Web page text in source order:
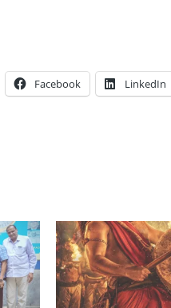
Facebook LinkedIn